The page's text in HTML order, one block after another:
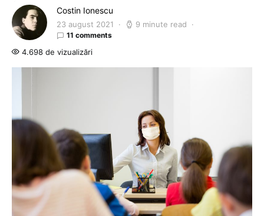
Costin Ionescu
23 august 2021 9 minute read
11 comments
4.698 de vizualizări